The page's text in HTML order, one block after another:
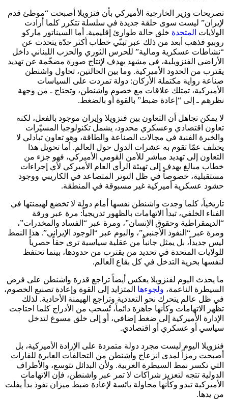
تصريحات وزير الخارجية الأميركي بأن فنزويلا أصبحت “موطئ قدم
لإيران” ليست سوى حلقة جديدة في سلسلة تتكرر كلما أرادت
الولايات المتحدة خلق حالة طوارئ إقليمية. أما السيناتور ماركو
روبيو فذهب أبعد من ذلك عبر تبنّي خطاب أكثر حدّة يتحدث عن
“نشاطات عسكرية ومالية” للحرس الثوري والحزب اللبناني داخل
الأراضي الفنزويلية، في مشهد يهدف لإنتاج صورة مضخّمة عن تهديد
يقترب من الحدود الأميركية. وما بين الحالتين، تحاول واشنطن
صناعة رواية مكتملة الأركان: دولة تمردت على السياسات
الأميركية، تمتلك علاقات مع خصوم واشنطن، وتحتاج ـ من وجهة
نظرهم ـ إلى “إعادة ضبط” بالقوة أو بالضغط.
لا يمكن تجاهل أن التعاون بين فنزويلا وإيران موجود بالفعل، لكنه
تعاون اقتصادي وعسكري محدود، يشمل تكنولوجيا المسيّرات
والخبرة الفنية في مجالات الصناعة والطاقة، وهو تعاون تبادلي لا
يختلف عمّا تقوم به عشرات الدول حول العالم. أما تحويل هذا
التعاون إلى تهديد مباشر للأمن القومي الأميركي، فهو جزء من
خطاب مبالغ يهدف إلى تهيئة الرأي العام الأميركي لأي إجراءات
مستقبلية، خصوصاً في ظل التوتر المتصاعد في الكاريبي ووجود
حشود عسكرية أميركية غير مسبوقة في المنطقة.
تاريخياً، كلما وجدت واشنطن نفسها أمام دولة لا تخضع لهيمنتها في
الفناء الخلفي، تبدأ الاتهامات بالظهور تدريجياً: مرة عبر ورقة
“الديمقراطية وحقوق الإنسان”، ومرة عبر “الفساد والمخدرات”،
ومرة عبر “النفوذ الأجنبي”، واليوم عبر “الوجود الإيراني”. هذا النمط
ليس جديداً، بل يمثل جانباً من عقلية سياسية ترى حقاً حصرياً
للولايات المتحدة في تحديد من يقترب من حدودها، بينما تحتفظ
لنفسها بحرية التدخل في كل بقاع العالم.
ما يحدث اليوم لفنزويلا يعكس أيضاً تراجع قدرة واشنطن على فرض
السيطرة الناعمة، ولجوءها المتزايد إلى القوة وإعادة تصنيع الخصوم،
في ظل عالم يتحرك نحو التعددية وتراجع الهيمنة الأحادية. لذلك
تظهر الاتهامات وكأنها جاهزة دائماً، تُسحب من الأدراج كلما احتاجت
الإدارة الأميركية إلى ضغط إضافي، أو إلى خلق مسوغ لتدخل
سياسي أو عسكري أو اقتصادي.
فنزويلا اليوم ليست مجرد دولة متمردة على الإرادة الأميركية، بل
أصبحت رمزاً لمدى انزعاج واشنطن من التحالفات العابرة للقارات
التي تكسر نمط السيطرة الغربية. ولأن البدائل تتوسع، والأطراف
الدولية تتجه لتعزيز شراكات لا تمر عبر واشنطن، فإن الاتهامات
الأميركية تبدو وكأنها محاولة يائسة لإعادة ضبط ميزان نفوذ بدأ يفلت
من يدها.